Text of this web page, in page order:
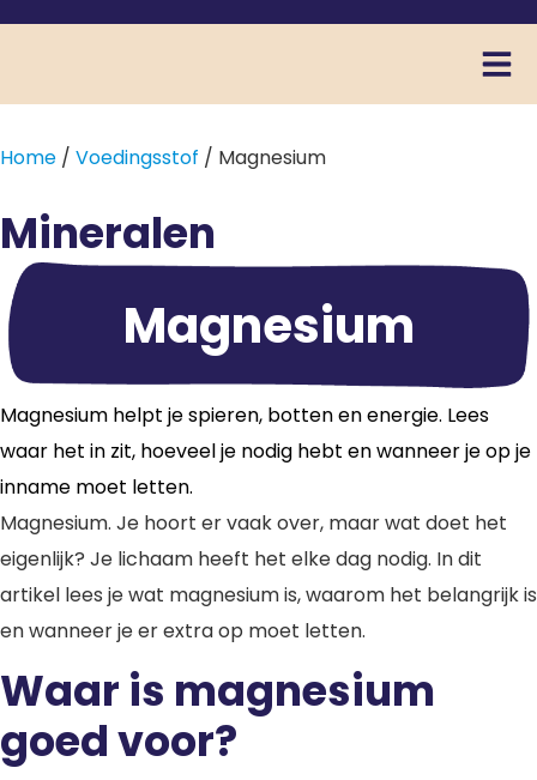
Home / Voedingsstof / Magnesium
Mineralen
Magnesium
Magnesium helpt je spieren, botten en energie. Lees
waar het in zit, hoeveel je nodig hebt en wanneer je op je
inname moet letten.
Magnesium. Je hoort er vaak over, maar wat doet het
eigenlijk? Je lichaam heeft het elke dag nodig. In dit
artikel lees je wat magnesium is, waarom het belangrijk is
en wanneer je er extra op moet letten.
Waar is magnesium
goed voor?